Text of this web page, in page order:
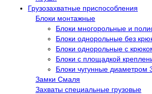
Грузозахватные приспособления
Блоки монтажные
Блоки многорольные и
Блоки однорольные без
Блоки однорольные с
Блоки с площадкой
Блоки чугунные диаметром
Замки Смаля
Захваты специальные грузовые